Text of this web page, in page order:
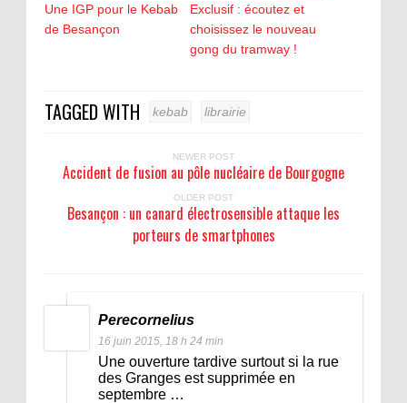
Une IGP pour le Kebab
de Besançon
Exclusif : écoutez et
choisissez le nouveau
gong du tramway !
TAGGED WITH kebab librairie
NEWER POST
Accident de fusion au pôle nucléaire de Bourgogne
OLDER POST
Besançon : un canard électrosensible attaque les
porteurs de smartphones
Perecornelius
16 juin 2015, 18 h 24 min
Une ouverture tardive surtout si la rue
des Granges est supprimée en
septembre …